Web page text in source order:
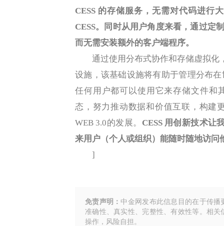
CESS 的存储服务，无需对代码进行
CESS。同时从用户角度来看，通过定
而无需安装额外的客户端程序。
通过使用分布式协作和存储虚拟化
设施，该基础设施将有助于管理分布
任何用户都可以使用它来存储文件和
态，努力推动数据和价值互联，构建
WEB 3.0的发展。 CESS 用创新技术让
来用户（个人或组织）能随时随地访
]
免责声明： 中金网发布此信息目的在于传
准确性、真实性、完整性、有效性等。相
操作，风险自担。